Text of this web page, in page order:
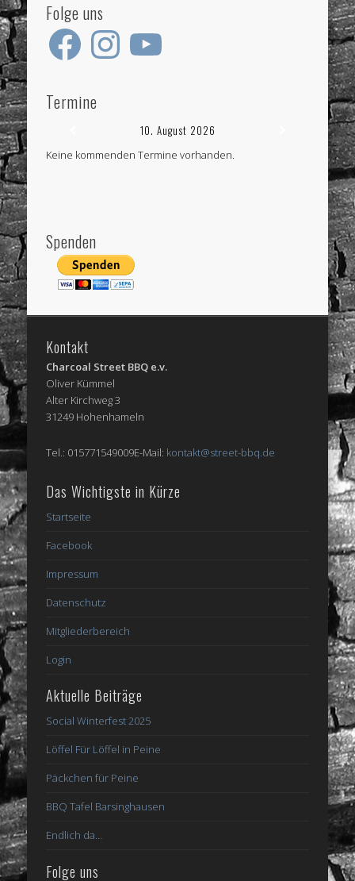
Folge uns
Facebook Instagram
Termine
10. August 2026
Keine kommenden Termine vorhanden.
Spenden
Kontakt
Charcoal Street BBQ e.v.
Oliver Kümmel
Alter Kirchweg 3
31249 Hohenhameln
Tel.: 015771549009E-Mail: kontakt@street-bbq.de
Das Wichtigste in Kürze
Startseite
Facebook
Impressum
Datenschutz
Mitgliederbereich
Login
Aktuelle Beiträge
Social Winterfest 2025
Löffel Für Löffel in Peine
Päckchen für Peine
BBQ Tafel Barsinghausen
Endlich da…
Folge uns